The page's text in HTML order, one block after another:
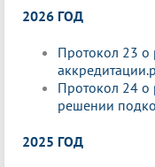
2026 ГОД
Протокол 23 о
Протокол 24 о
решении
2025 ГОД